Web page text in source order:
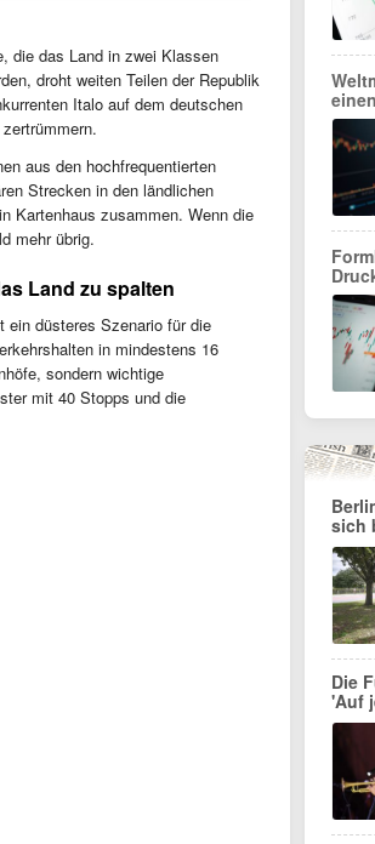
die das Land in zwei Klassen
droht weiten Teilen der Republik
Italo auf dem deutschen
aus den hochfrequentierten
Strecken in den ländlichen
Kartenhaus zusammen. Wenn die
mehr übrig.
Land zu spalten
ein düsteres Szenario für die
in mindestens 16
sondern wichtige
mit 40 Stopps und die
sich
Die
'Auf